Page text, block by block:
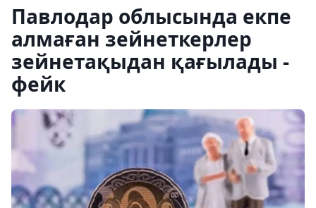
Павлодар облысында екпе
алмаған зейнеткерлер
зейнетақыдан қағылады -
фейк